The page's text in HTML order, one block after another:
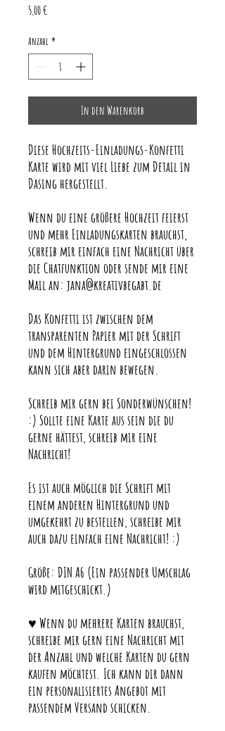
5,00 €
Anzahl *
In den Warenkorb
Diese Hochzeits-Einladungs-Konfetti
Karte wird mit viel Liebe zum Detail in
Dasing hergestellt.
Wenn du eine größere Hochzeit feierst
und mehr Einladungskarten brauchst,
schreib mir einfach eine Nachricht über
die Chatfunktion oder sende mir eine
Mail an: jana@kreativbegabt.de
Das Konfetti ist zwischen dem
transparenten Papier mit der Schrift
und dem Hintergrund eingeschlossen
kann sich aber darin bewegen.
Schreib mir gern bei Sonderwünschen!
:) Sollte eine Karte aus sein die du
gerne hättest, schreib mir eine
Nachricht!
Es ist auch möglich die Schrift mit
einem anderen Hintergrund und
umgekehrt zu bestellen, schreibe mir
auch dazu einfach eine Nachricht! :)
Größe: DIN A6 (Ein passender Umschlag
wird mitgeschickt.)
♥ Wenn du mehrere Karten brauchst,
schreibe mir gern eine Nachricht mit
der Anzahl und welche Karten du gern
kaufen möchtest. Ich kann dir dann
ein personalisiertes Angebot mit
passendem Versand schicken.